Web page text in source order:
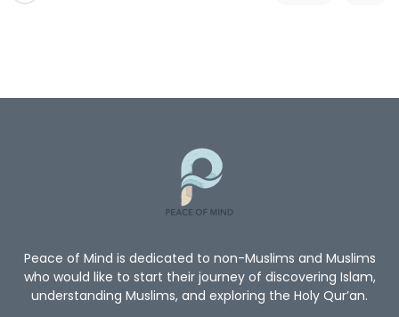
Peace of Mind is dedicated to non-Muslims and Muslims
who would like to start their journey of discovering Islam,
understanding Muslims, and exploring the Holy Qur’an.